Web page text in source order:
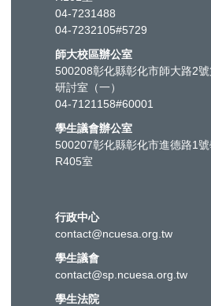
04-7231488
04-7232105#5729
師大校區辦公室
500208彰化縣彰化市師大路2
研討室（一）
04-7121158#60001
學生議會辦公室
500207彰化縣彰化市進德路1
R405室
行政中心
contact@ncuesa.org.tw
學生議會
contact@sp.ncuesa.org.tw
學生法院